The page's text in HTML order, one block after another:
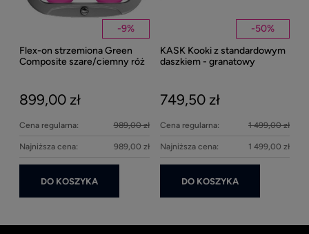
-9%
Flex-on strzemiona Green
Composite szare/ciemny róż
899,00 zł
Cena regularna: 989,00 zł
Najniższa cena: 989,00 zł
DO KOSZYKA
-50%
KASK Kooki z standardowym
daszkiem - granatowy
749,50 zł
Cena regularna: 1 499,00 zł
Najniższa cena: 1 499,00 zł
DO KOSZYKA